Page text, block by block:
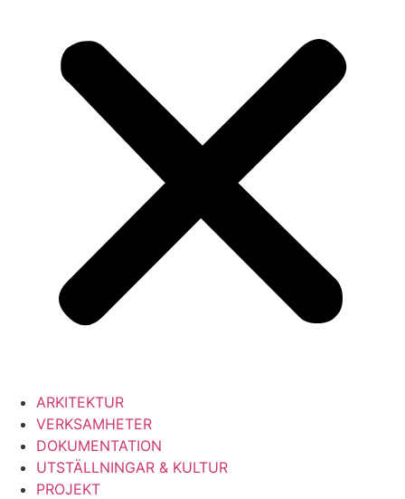
ARKITEKTUR
VERKSAMHETER
DOKUMENTATION
UTSTÄLLNINGAR & KULTUR
PROJEKT